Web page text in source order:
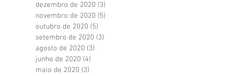
dezembro de 2020 (3)
novembro de 2020 (5)
outubro de 2020 (5)
setembro de 2020 (3)
agosto de 2020 (3)
junho de 2020 (4)
maio de 2020 (3)